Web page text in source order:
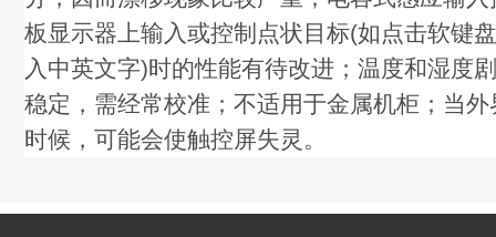
板显示器上输入或控制点状目标(如点击软键
入中英文字)时的性能有待改进；温度和湿度
稳定，需经常校准；不适用于金属机柜；当
时候，可能会使触控屏失灵。